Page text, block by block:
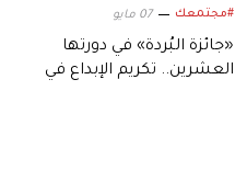
#مجتمعك 07 مايو
«جائزة البُردة» في دورتها
العشرين.. تكريم الإبداع في